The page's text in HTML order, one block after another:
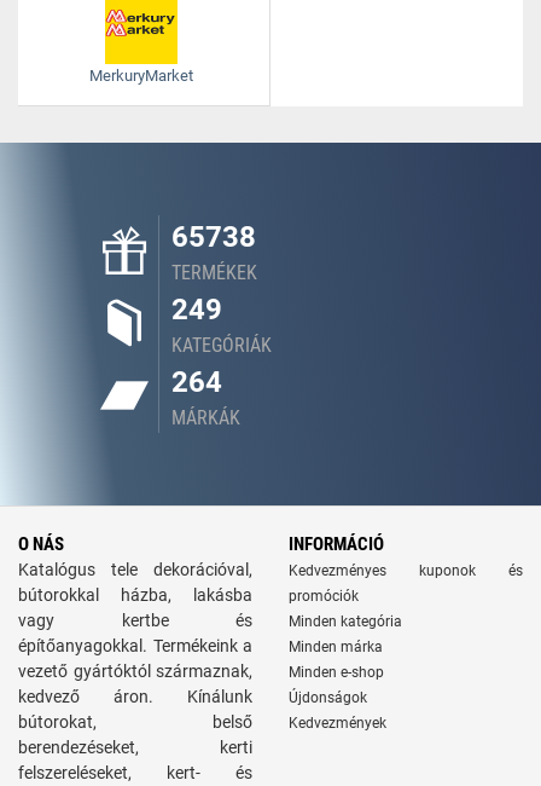
MerkuryMarket
65738
TERMÉKEK
249
KATEGÓRIÁK
264
MÁRKÁK
O NÁS
Katalógus tele dekorációval,
bútorokkal házba, lakásba
vagy kertbe és
építőanyagokkal. Termékeink a
vezető gyártóktól származnak,
kedvező áron. Kínálunk
bútorokat, belső
berendezéseket, kerti
felszereléseket, kert- és
INFORMÁCIÓ
Kedvezményes kuponok és
promóciók
Minden kategória
Minden márka
Minden e-shop
Újdonságok
Kedvezmények